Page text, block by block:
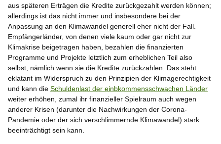
aus späteren Erträgen die Kredite zurückgezahlt werden können;
allerdings ist das nicht immer und insbesondere bei der
Anpassung an den Klimawandel generell eher nicht der Fall.
Empfängerländer, von denen viele kaum oder gar nicht zur
Klimakrise beigetragen haben, bezahlen die finanzierten
Programme und Projekte letztlich zum erheblichen Teil also
selbst, nämlich wenn sie die Kredite zurückzahlen. Das steht
eklatant im Widerspruch zu den Prinzipien der Klimagerechtigkeit
und kann die Schuldenlast der einbkommensschwachen Länder
weiter erhöhen, zumal ihr finanzieller Spielraum auch wegen
anderer Krisen (darunter die Nachwirkungen der Corona-
Pandemie oder der sich verschlimmernde Klimawandel) stark
beeinträchtigt sein kann.